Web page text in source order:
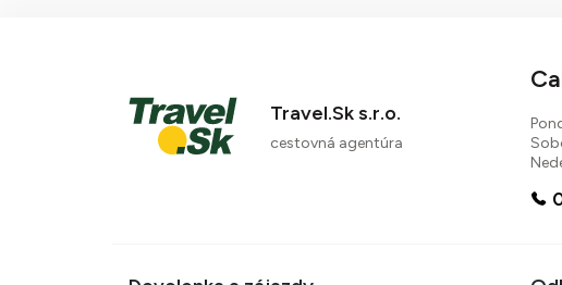
Travel.Sk s.r.o.
cestovná agentúra